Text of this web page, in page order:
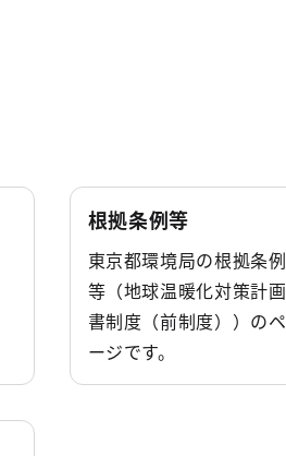
根拠条例等
東京都環境局の根拠条例
等（地球温暖化対策計画
書制度（前制度））のペ
ージです。